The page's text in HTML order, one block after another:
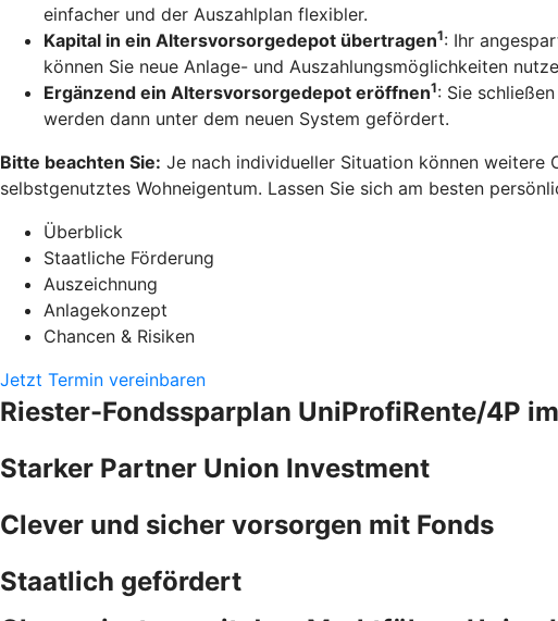
einfacher und der Auszahlplan flexibler.
Kapital in ein Altersvorsorgedepot übertragen1: Ihr
können Sie neue Anlage- und Auszahlungsmöglichkeiten
Ergänzend ein Altersvorsorgedepot eröffnen1: Sie
werden dann unter dem neuen System gefördert.
Bitte beachten Sie: Je nach individueller Situation können weitere
selbstgenutztes Wohneigentum. Lassen Sie sich am besten
Überblick
Staatliche Förderung
Auszeichnung
Anlagekonzept
Chancen & Risiken
Jetzt Termin vereinbaren
Riester-Fondssparplan UniProfiRente/4P
Starker Partner Union Investment
Clever und sicher vorsorgen mit Fonds
Staatlich gefördert